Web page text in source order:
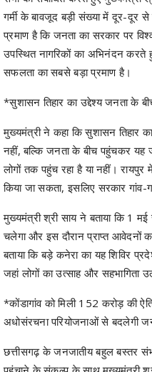
गर्मी के बावजूद बड़ी संख्या में दूर-दूर से
प्रमाण है कि जनता का सरकार पर
उपस्थित नागरिकों का अभिनंदन करते
सफलता का सबसे बड़ा प्रमाण है।
*सुशासन तिहार का उद्देश्य जनता के
मुख्यमंत्री ने कहा कि सुशासन तिहार
नहीं, बल्कि जनता के बीच पहुंचकर यह
लोगों तक पहुंच रहा है या नहीं।
किया जा सकता, इसलिए सरकार गांव-
मुख्यमंत्री श्री साय ने बताया कि 1
चलेगा और इस दौरान प्राप्त आवेदनों
बताया कि बड़े कनेरा का यह शिविर
जहां लोगों का उत्साह और सहभागिता
*कोंडागांव को मिली 152 करोड़ की
अधोसंरचना परियोजनाओं से बदलेगी
छत्तीसगढ़ के जनजातीय बहुल बस्तर